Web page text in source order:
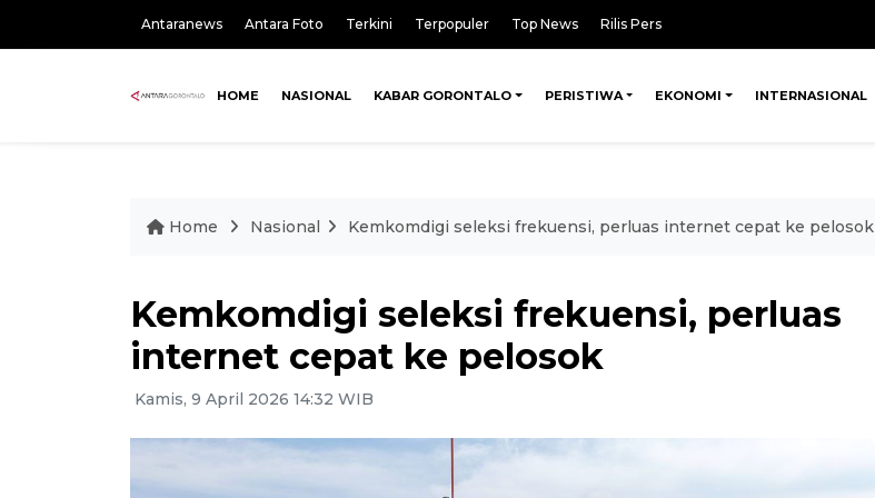
Antaranews Antara Foto Terkini Terpopuler Top News Rilis Pers
HOME NASIONAL KABAR GORONTALO PERISTIWA EKONOMI INTERNASIONAL
Home Nasional Kemkomdigi seleksi frekuensi, perluas internet cepat ke pelosok
Kemkomdigi seleksi frekuensi, perluas
internet cepat ke pelosok
Kamis, 9 April 2026 14:32 WIB